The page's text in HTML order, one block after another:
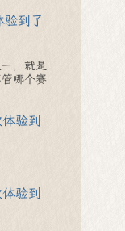
验到了
，就是
哪个赛
验到
验到